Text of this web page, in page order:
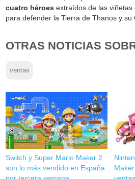
cuatro héroes extraídos de las
para defender la Tierra de Thanos y su
OTRAS NOTICIAS
ventas
Switch y Super Mario Maker 2
son lo más vendido en España